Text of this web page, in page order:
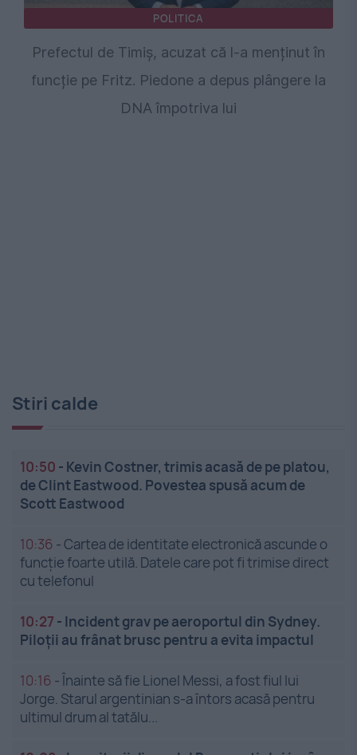
POLITICA
Prefectul de Timiș, acuzat că l-a menținut în
funcție pe Fritz. Piedone a depus plângere la
DNA împotriva lui
Stiri calde
10:50 - Kevin Costner, trimis acasă de pe platou,
de Clint Eastwood. Povestea spusă acum de
Scott Eastwood
10:36 -Cartea de identitate electronică ascunde o
funcție foarte utilă. Datele care pot fi trimise direct
cu telefonul
10:27 - Incident grav pe aeroportul din Sydney.
Piloții au frânat brusc pentru a evita impactul
10:16 -Înainte să fie Lionel Messi, a fost fiul lui
Jorge. Starul argentinian s-a întors acasă pentru
ultimul drum al tatălu...